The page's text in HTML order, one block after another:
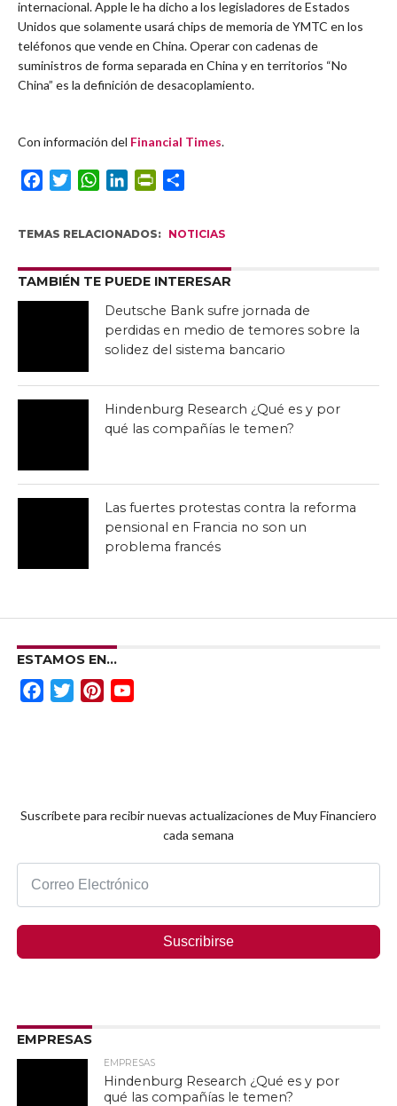
internacional. Apple le ha dicho a los legisladores de Estados
Unidos que solamente usará chips de memoria de YMTC en los
teléfonos que vende en China. Operar con cadenas de
suministros de forma separada en China y en territorios “No
China” es la definición de desacoplamiento.
Con información del Financial Times.
FacebookTwitterWhatsApp
LinkedInPrintFriendly
TEMAS RELACIONADOS: NOTICIAS
TAMBIÉN TE PUEDE INTERESAR
Deutsche Bank sufre jornada de
perdidas en medio de temores sobre la
solidez del sistema bancario
Hindenburg Research ¿Qué es y por
qué las compañías le temen?
Las fuertes protestas contra la reforma
pensional en Francia no son un
problema francés
ESTAMOS EN…
FacebookTwitterPinterest
Suscríbete para recibir nuevas actualizaciones de Muy Financiero
cada semana
Suscribirse
EMPRESAS
EMPRESAS
Hindenburg Research ¿Qué es y por
qué las compañías le temen?